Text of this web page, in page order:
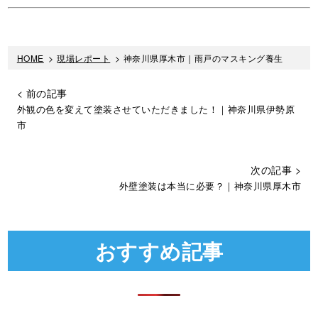
HOME >現場レポート > 神奈川県厚木市｜雨戸のマスキング養生
< 前の記事
外観の色を変えて塗装させていただきました！｜神奈川県伊勢原
市
次の記事 >
外壁塗装は本当に必要？｜神奈川県厚木市
おすすめ記事